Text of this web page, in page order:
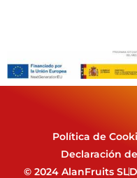
Política de
Declaración
© 2024 AlanFruits SL